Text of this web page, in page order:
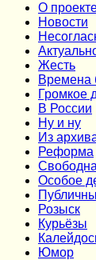
О
Новости
Жесть
Времена
Громкое
В России
Ну и ну
Из
Реформа
Особое
Розыск
Курьёзы
Юмор